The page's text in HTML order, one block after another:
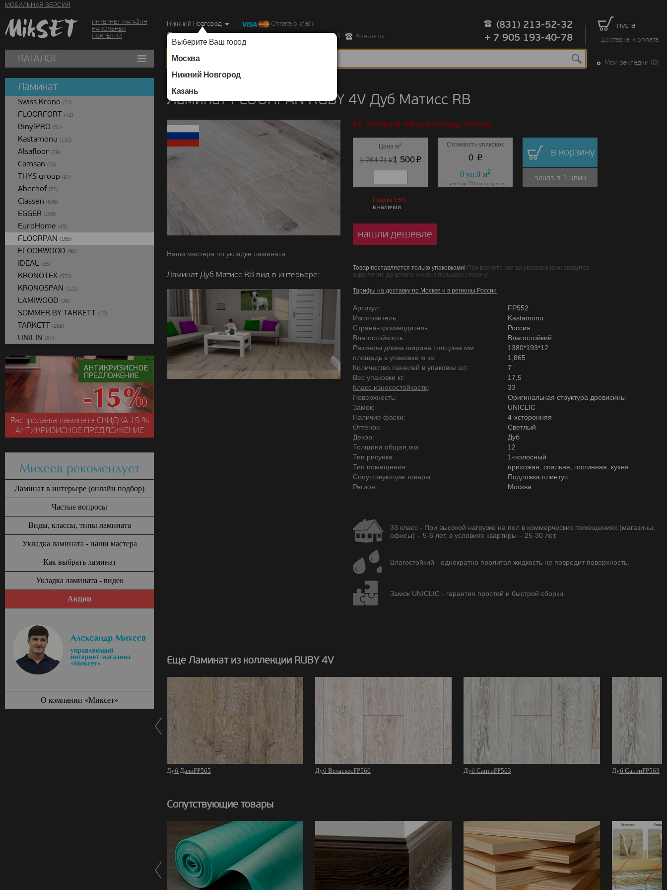
МОБИЛЬНАЯ ВЕРСИЯ
ИНТЕРНЕТ-МАГАЗИН
НАПОЛЬНЫХ
ПОКРЫТИЙ
пуста
Доставка и оплата
Нижний Новгород
Выберите Ваш город
Москва
Нижний Новгород
Казань
Оплата онлайн
г. Нижний Новгород, Ул. Республиканская д.43 корпус 3
Контакты
(831) 213-52-32
+ 7 905 193-40-78
КАТАЛОГ Мои закладки (0)
Ламинат FLOORPAN RUBY 4V Дуб Матисс RB
Наши мастера по укладке ламината
Ламинат Дуб Матисс RB вид в интерьере:
Вы смотрите товар из города Москва.
Цена м2
1 764.71p1 500p
Стоимость упаковок
0 p
0уп.0м2
с учётом 5% на подрезку
в корзину
заказ в 1 клик
Скидка 15%
в наличии
нашли дешевле
Товар поставляется только упаковками! При расчете кол-ва упаковок производится
округление до целого числа в большую сторону.
Тарифы на доставку по Москве и в регионы России
Артикул:
FP552
Изготовитель:
Kastamonu
Страна-производитель:
Россия
Влагостойкость:
Влагостойкий
Размеры длина ширина толщина мм:
1380*193*12
площадь в упаковке м кв:
1,865
Количество панелей в упаковке шт:
7
Вес упаковки кг:
17,5
Класс износостойкости:
33
Поверхность:
Оригинальная структура древисины
Замок:
UNICLIC
Наличие фаски:
4-хсторонняя
Оттенок:
Светлый
Декор:
Дуб
Толщина общая,мм:
12
Тип рисунка:
1-полосный
Тип помещения:
прихожая, спальня, гостинная, кухня
Сопутствующие товары:
Подложка,плинтус
Регион:
Москва
33 класс - При высокой нагрузке на пол в коммерческих помещениях (магазины,
офисы) – 5-6 лет, в условиях квартиры – 25-30 лет.
Влагостойкий - однократно пролитая жидкость не повредит поверхность.
Замок UNICLIC - гарантия простой и быстрой сборки.
Еще Ламинат из коллекции RUBY 4V
Дуб ДалиFP565 Дуб ВеласкесFP566 Дуб СантиFP563 Дуб СантиFP563
Сопутствующие товары
Ламинат
Swiss Krono (24)
FLOORFORT (72)
BinylPRO (51)
Kastamonu (132)
Alsafloor (78)
Camsan (33)
THYS group (87)
Aberhof (72)
Classen (606)
EGGER (168)
EuroHome (45)
FLOORPAN (165)
FLOORWOOD (96)
IDEAL (15)
KRONOTEX (573)
KRONOSPAN (123)
LAMIWOOD (39)
SOMMER BY TARKETT (12)
TARKETT (258)
UNILIN (81)
Распродажа ламината СКИДКА15 %
АНТИКРИЗИСНОЕ ПРЕДЛОЖЕНИЕ
Михеев рекомендует
Ламинат в интерьере (онлайн подбор)
Частые вопросы
Виды, классы, типы ламината
Укладка ламината - наши мастера
Как выбрать ламинат
Укладка ламината - видео
Акции
О компании «Миксет»